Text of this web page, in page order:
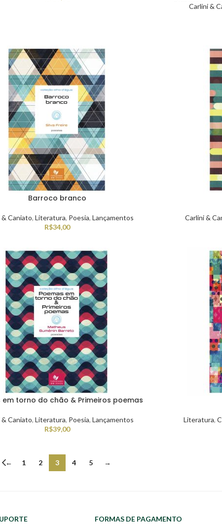
Carlini &
Barroco branco
& Caniato, Literatura, Poesia, Lançamentos
R$34,00
Carlini &
em torno do chão & Primeiros poemas
& Caniato, Literatura, Poesia, Lançamentos
R$39,00
Literatura,
← 1 2 3 4 5 →
FORMAS DE PAGAMENTO